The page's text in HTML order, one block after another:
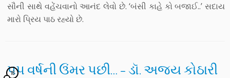
સૌની સાથે વહેંચવાનો આનંદ લેવો છે. ‘બંસી કાહે કો બજાઈ..’ સદાય
મારો પ્રિય પાઠ રહ્યો છે.
૫૫ વર્ષની ઉંમર પછી… – ડૉ. અજય કોઠારી
16